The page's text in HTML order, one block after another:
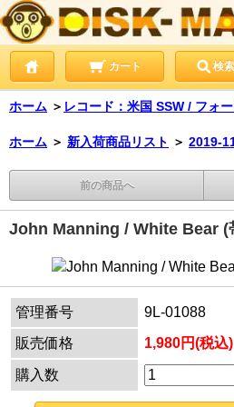
カート 検索
ホーム ＞ レコード：米国 SSW / フォー
ホーム ＞ 新入荷商品リスト ＞ 2019-
前の商品へ
John Manning / White Bear (
管理番号
9L-01088
販売価格
1,980円(税込)
購入数